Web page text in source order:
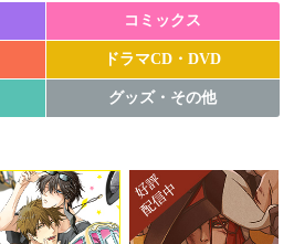
コミックス
ドラマCD・DVD
グッズ・その他